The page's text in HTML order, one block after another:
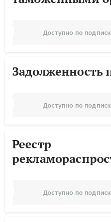
Доступно по
Задолженность
Доступно по
Реестр
Доступно по